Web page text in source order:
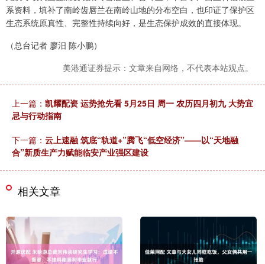
系资料，填补了南岭齿唇兰在南岭山地的分布空白，也印证了保护区
生态系统原真性、完整性持续向好，是生态保护成效的直接体现。
（总台记者 廖汨 陈小鹏）
美港通证券提示：文章来自网络，不代表本站观点。
上一篇： 凯耀配资 运势抢先看 5月25日 周一 农历四月初九 大势宜
忌与行动指南
下一篇： 云上速融 筑底“轨道+”腾飞“低空经济”——以“天地融
合”新质生产力赋能临安产业强区建设
相关文章